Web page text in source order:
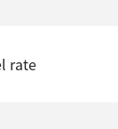
rate